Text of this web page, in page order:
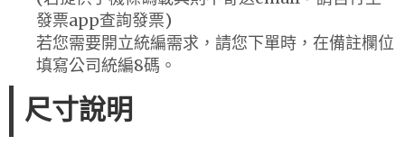
發票app查詢發票)
若您需要開立統編需求，請您下單時，在備註欄位
填寫公司統編8碼。
尺寸說明